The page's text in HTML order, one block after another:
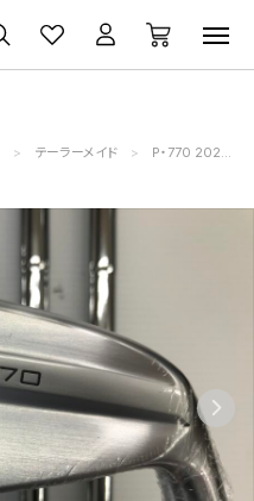
買取
無料査定
クーポン
一覧
テーラーメイド P・770 2024